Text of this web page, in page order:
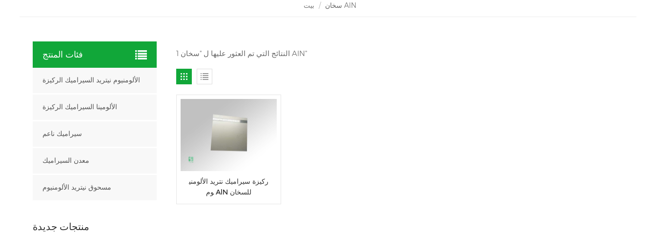
بيت / سخان AlN
1 النتائج التي تم العثور عليها ل "سخان AlN"
ركيزة سيراميك نتريد الألومني
وم AlN للسخان
فئات المنتج
الألومنيوم نيتريد السيراميك الركيزة
الألومينا السيراميك الركيزة
سيراميك ناعم
معدن السيراميك
مسحوق نيتريد الألومنيوم
منتجات جديدة